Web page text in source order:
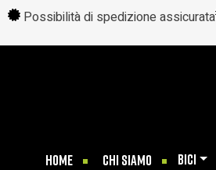
Possibilità di spedizione assicurata
HOME CHI SIAMO BICI